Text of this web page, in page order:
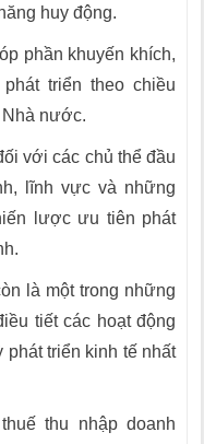
huy động.
phần khuyến khích,
triển theo chiều
nước.
với các chủ thể đầu
lĩnh vực và những
lược ưu tiên phát
là một trong những
tiết các hoạt động
phát triển kinh tế nhất
thu nhập doanh